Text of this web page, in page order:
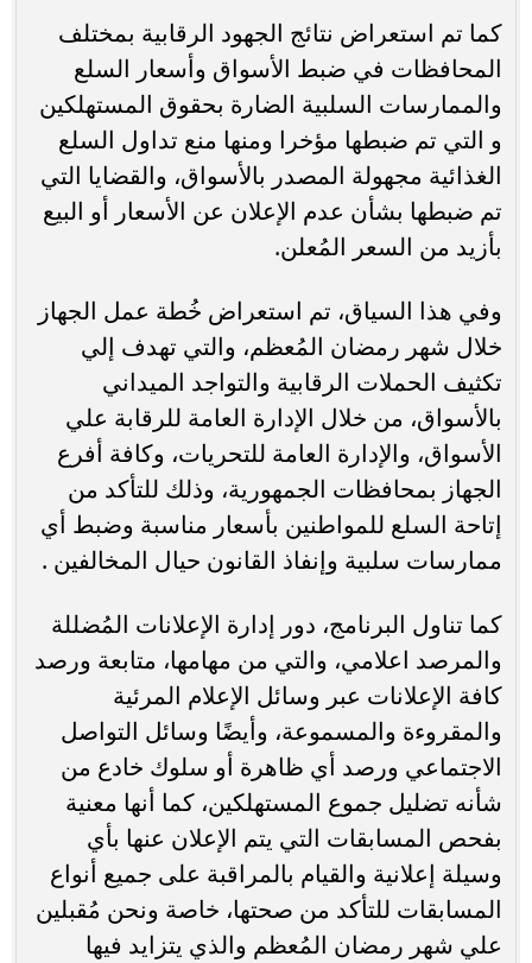
كما تم استعراض نتائج الجهود الرقابية بمختلف
المحافظات في ضبط الأسواق وأسعار السلع
والممارسات السلبية الضارة بحقوق المستهلكين
و التي تم ضبطها مؤخرا ومنها منع تداول السلع
الغذائية مجهولة المصدر بالأسواق، والقضايا التي
تم ضبطها بشأن عدم الإعلان عن الأسعار أو البيع
بأزيد من السعر المُعلن.
وفي هذا السياق، تم استعراض خُطة عمل الجهاز
خلال شهر رمضان المُعظم، والتي تهدف إلي
تكثيف الحملات الرقابية والتواجد الميداني
بالأسواق، من خلال الإدارة العامة للرقابة علي
الأسواق، والإدارة العامة للتحريات، وكافة أفرع
الجهاز بمحافظات الجمهورية، وذلك للتأكد من
إتاحة السلع للمواطنين بأسعار مناسبة وضبط أي
ممارسات سلبية وإنفاذ القانون حيال المخالفين .
كما تناول البرنامج، دور إدارة الإعلانات المُضللة
والمرصد اعلامي، والتي من مهامها، متابعة ورصد
كافة الإعلانات عبر وسائل الإعلام المرئية
والمقروءة والمسموعة، وأيضًا وسائل التواصل
الاجتماعي ورصد أي ظاهرة أو سلوك خادع من
شأنه تضليل جموع المستهلكين، كما أنها معنية
بفحص المسابقات التي يتم الإعلان عنها بأي
وسيلة إعلانية والقيام بالمراقبة على جميع أنواع
المسابقات للتأكد من صحتها، خاصة ونحن مُقبلين
علي شهر رمضان المُعظم والذي يتزايد فيها